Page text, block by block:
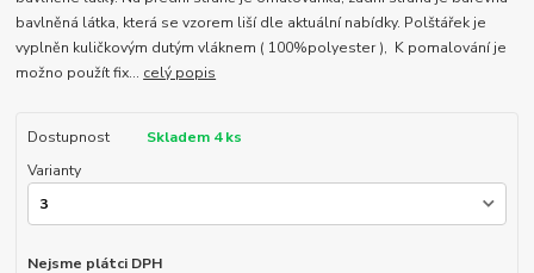
bavlněná látka, která se vzorem liší dle aktuální nabídky. Polštářek je
vyplněn kuličkovým dutým vláknem ( 100%polyester ), K pomalování je
možno použít fix... celý popis
Dostupnost
Skladem 4 ks
Varianty
Nejsme plátci DPH